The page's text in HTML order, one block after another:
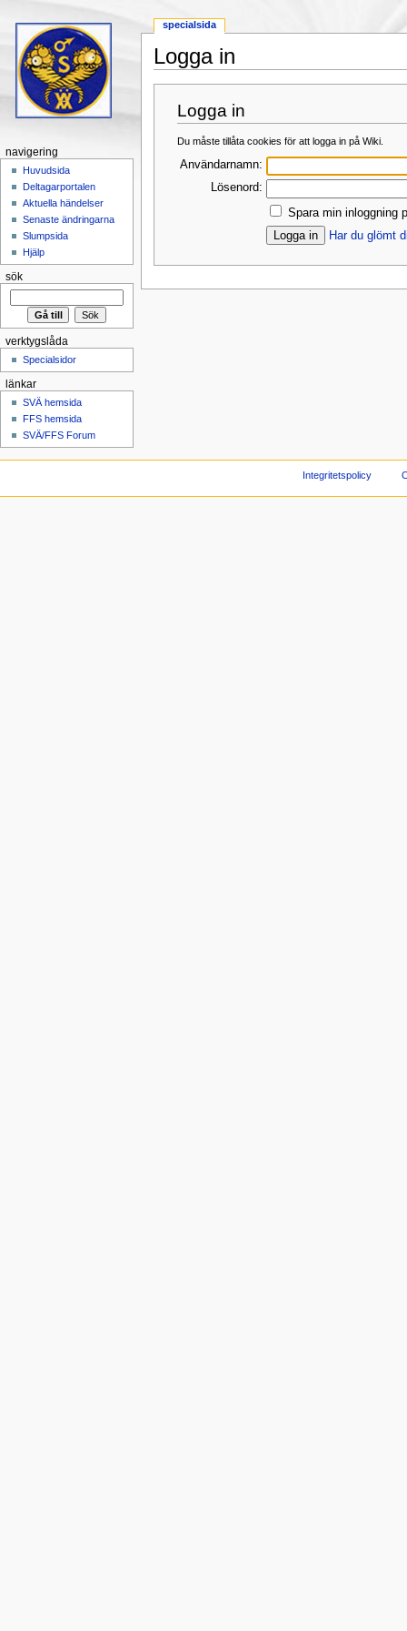
Logga in
Logga in
Du måste tillåta cookies för att logga in på Wiki.
Användarnamn:
Lösenord:
Spara min inloggning
Har du glömt
specialsida
navigering
Huvudsida
Deltagarportalen
Aktuella händelser
Senaste ändringarna
Slumpsida
Hjälp
sök
verktygslåda
Specialsidor
länkar
SVÄ hemsida
FFS hemsida
SVÄ/FFS Forum
Integritetspolicy